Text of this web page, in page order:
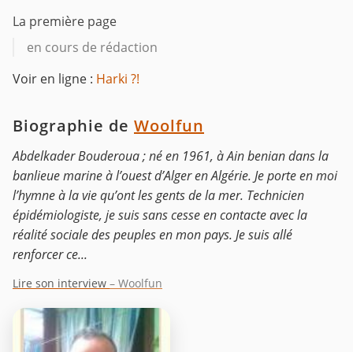
La première page
en cours de rédaction
Voir en ligne : Harki ?!
Biographie de Woolfun
Abdelkader Bouderoua ; né en 1961, à Ain benian dans la
banlieue marine à l’ouest d’Alger en Algérie. Je porte en moi
l’hymne à la vie qu’ont les gents de la mer. Technicien
épidémiologiste, je suis sans cesse en contacte avec la
réalité sociale des peuples en mon pays. Je suis allé
renforcer ce...
Lire son interview – Woolfun